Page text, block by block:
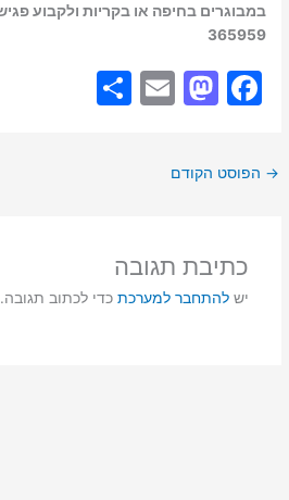
365959
F
e
o
o
M
o
o
n
E
→ הפוסט הקודם
כתיבת תגובה
יש להתחבר למערכתכדי לכתוב תגובה.